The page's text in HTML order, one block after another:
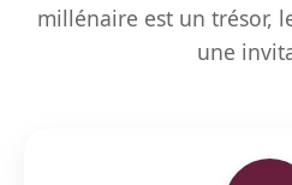
millénaire est un trésor,
une